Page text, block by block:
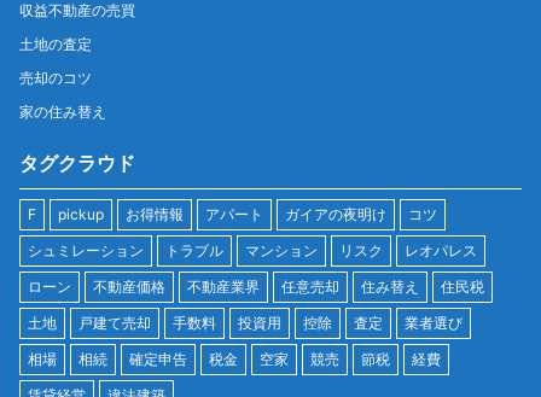
収益不動産の売買
土地の査定
売却のコツ
家の住み替え
タグクラウド
F pickup お得情報 アパート ガイアの夜明け
コツ
シュミレーション
トラブル マンション リスク
レオパレス
ローン
不動産価格 不動産業界 任意売却 住み替え
住民税
土地
戸建て売却 手数料 投資用 控除 査定
業者選び
相場
相続 確定申告 税金 空家 競売 節税
経費